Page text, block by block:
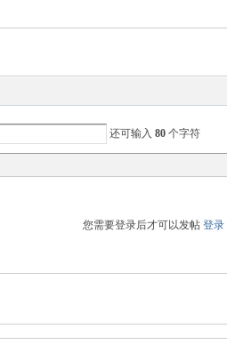
还可输入 80 个字符
您需要登录后才可以发帖 登录|